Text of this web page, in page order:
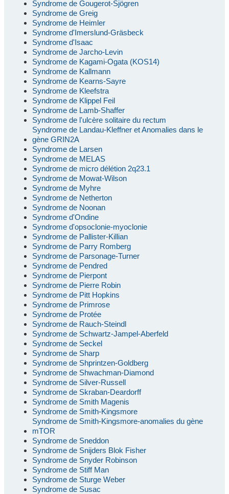
Syndrome de Gougerot-Sjögren
Syndrome de Greig
Syndrome de Heimler
Syndrome d'Imerslund-Gräsbeck
Syndrome d'Isaac
Syndrome de Jarcho-Levin
Syndrome de Kagami-Ogata (KOS14)
Syndrome de Kallmann
Syndrome de Kearns-Sayre
Syndrome de Kleefstra
Syndrome de Klippel Feil
Syndrome de Lamb-Shaffer
Syndrome de l'ulcère solitaire du rectum
Syndrome de Landau-Kleffner et Anomalies dans le
gène GRIN2A
Syndrome de Larsen
Syndrome de MELAS
Syndrome de micro délétion 2q23.1
Syndrome de Mowat-Wilson
Syndrome de Myhre
Syndrome de Netherton
Syndrome de Noonan
Syndrome d'Ondine
Syndrome d'opsoclonie-myoclonie
Syndrome de Pallister-Killian
Syndrome de Parry Romberg
Syndrome de Parsonage-Turner
Syndrome de Pendred
Syndrome de Pierpont
Syndrome de Pierre Robin
Syndrome de Pitt Hopkins
Syndrome de Primrose
Syndrome de Protée
Syndrome de Rauch-Steindl
Syndrome de Schwartz-Jampel-Aberfeld
Syndrome de Seckel
Syndrome de Sharp
Syndrome de Shprintzen-Goldberg
Syndrome de Shwachman-Diamond
Syndrome de Silver-Russell
Syndrome de Skraban-Deardorff
Syndrome de Smith Magenis
Syndrome de Smith-Kingsmore
Syndrome de Smith-Kingsmore-anomalies du gène
mTOR
Syndrome de Sneddon
Syndrome de Snijders Blok Fisher
Syndrome de Snyder Robinson
Syndrome de Stiff Man
Syndrome de Sturge Weber
Syndrome de Susac